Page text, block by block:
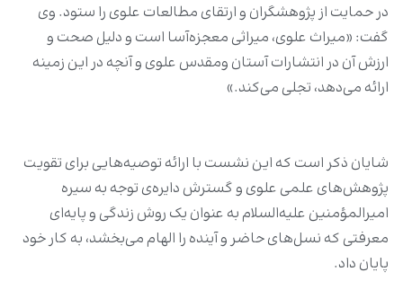
در حمایت از پژوهشگران و ارتقای مطالعات علوی را ستود. وی
گفت: «میراث علوی، میراثی معجزه‌آسا است و دلیل صحت و
ارزش آن در انتشارات آستان ومقدس علوی و آنچه در این زمینه
ارائه می‌دهد، تجلی می‌کند.»
شایان ذکر است که این نشست با ارائه توصیه‌هایی برای تقویت
پژوهش‌های علمی علوی و گسترش دایره‌ی توجه به سیره
امیرالمؤمنین علیه‌السلام به عنوان یک روش زندگی و پایه‌ای
معرفتی که نسل‌های حاضر و آینده را الهام می‌بخشد، به کار خود
پایان داد.